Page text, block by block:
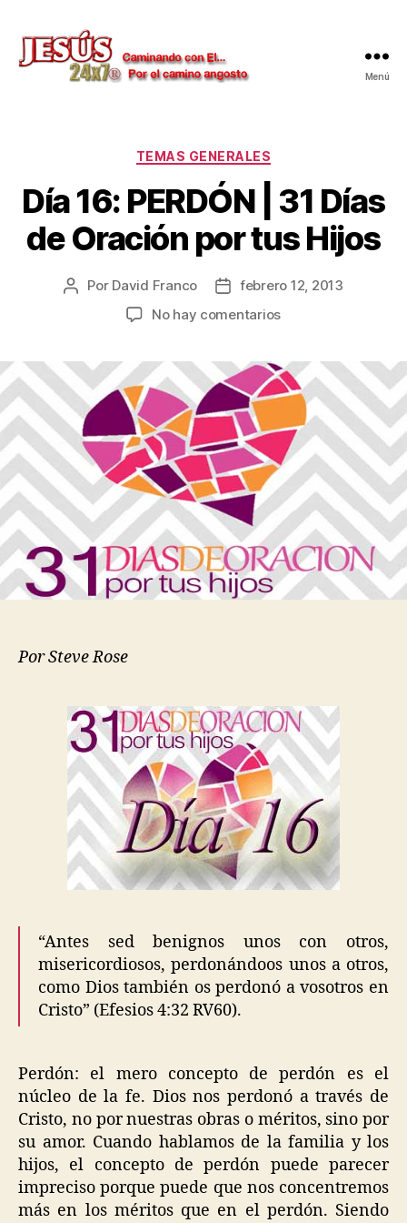
Menú
Categorías
TEMAS GENERALES
Día 16: PERDÓN | 31 Días
de Oración por tus Hijos
Autor
Por David Franco
Fechafebrero 12, 2013
No hay comentariosen
PERDÓN
|
Días
de
Oración
por
tus
Hijos
Por Steve Rose
“Antes sed benignos unos con otros,
misericordiosos, perdonándoos unos a otros,
como Dios también os perdonó a vosotros en
Cristo” (Efesios 4:32 RV60).
Perdón: el mero concepto de perdón es el
núcleo de la fe. Dios nos perdonó a través de
Cristo, no por nuestras obras o méritos, sino por
su amor. Cuando hablamos de la familia y los
hijos, el concepto de perdón puede parecer
impreciso porque puede que nos concentremos
más en los méritos que en el perdón. Siendo